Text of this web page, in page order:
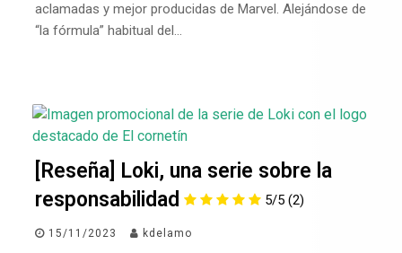
aclamadas y mejor producidas de Marvel. Alejándose de
“la fórmula” habitual del…
[Reseña] Loki, una serie sobre la
responsabilidad
5/5 (2)
15/11/2023 kdelamo